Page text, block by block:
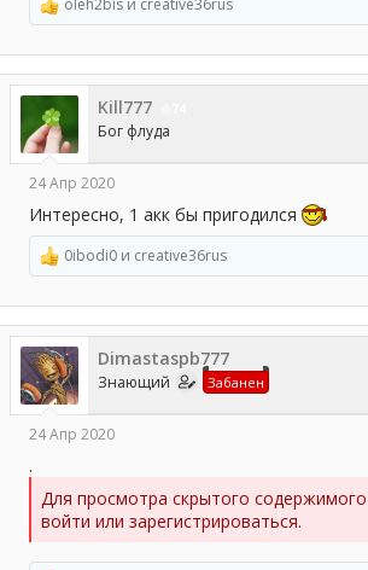
Р
е
а
к
ц
и
и
:
oleh2bis и creative36rus
Kill777
Бог флуда
24 Апр 2020
Интересно, 1 акк бы пригодился
Р
е
а
к
ц
и
и
:
0ibodi0 и creative36rus
Dimastaspb777
Знающий Забанен
24 Апр 2020
.
Для просмотра скрытого
войти или зарегистрироваться.